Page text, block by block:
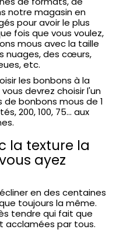
notre magasin en
pour avoir le plus
fois que vous voulez,
mous avec la taille
nuages, des cœurs,
etc.
les bonbons à la
devrez choisir l'un
bonbons mous de 1
200, 100, 75... aux
la texture la
ayez
en des centaines
toujours la même.
tendre qui fait que
acclamées par tous.